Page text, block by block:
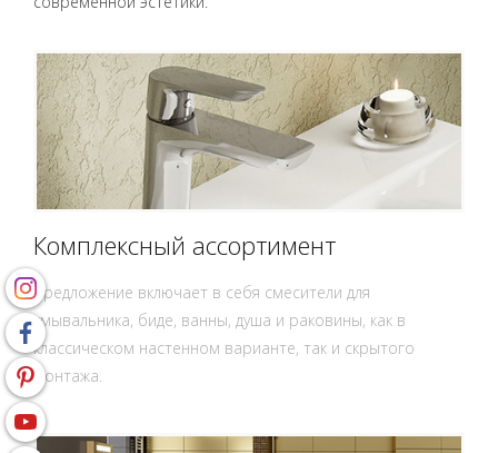
Комплексный ассортимент
Предложение включает в себя смесители для
умывальника, биде, ванны, душа и раковины, как в
классическом настенном варианте, так и скрытого
монтажа.